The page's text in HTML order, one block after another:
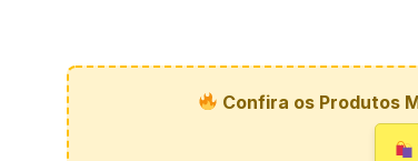
Confira os Produtos